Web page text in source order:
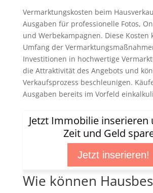
Vermarktungskosten beim
Ausgaben für professionelle Fotos,
und Werbekampagnen. Diese Kosten
Umfang der
Investitionen in hochwertige
die Attraktivität des Angebots und
Verkaufsprozess beschleunigen.
Ausgaben bereits im Vorfeld
Jetzt Immobilie inserieren
Zeit und Geld
Jetzt inserieren!
Wie können